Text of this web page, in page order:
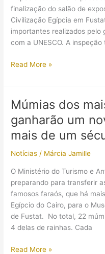
finalização do salão de
Civilização Egípcia em
importantes realizados
com a UNESCO. A
Novidades
museu
que
abrigará
múmias
faraós
Read More »
Múmias dos
ganharão um
mais de um
Notícias / Márcia Jamille
O Ministério do Turismo e
preparando para transferir
famosos faraós, que há
Egípcio do Cairo, para o
de Fustat. No total, 22
4 delas de rainhas. Cada
Múmias
Read More »